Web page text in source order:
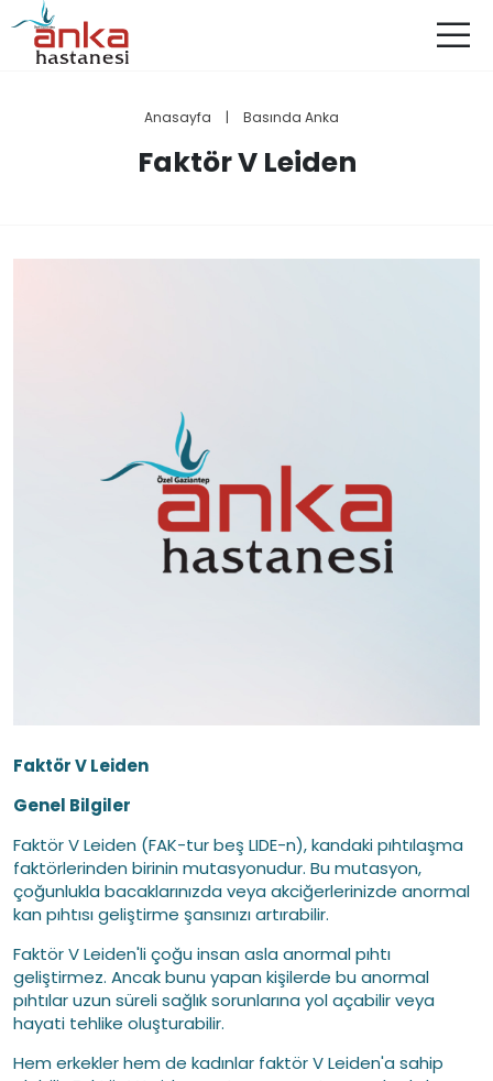
Anasayfa | Basında Anka
Faktör V Leiden
Faktör V Leiden
Genel Bilgiler
Faktör V Leiden (FAK-tur beş LIDE-n), kandaki pıhtılaşma
faktörlerinden birinin mutasyonudur. Bu mutasyon,
çoğunlukla bacaklarınızda veya akciğerlerinizde anormal
kan pıhtısı geliştirme şansınızı artırabilir.
Faktör V Leiden'li çoğu insan asla anormal pıhtı
geliştirmez. Ancak bunu yapan kişilerde bu anormal
pıhtılar uzun süreli sağlık sorunlarına yol açabilir veya
hayati tehlike oluşturabilir.
Hem erkekler hem de kadınlar faktör V Leiden'a sahip